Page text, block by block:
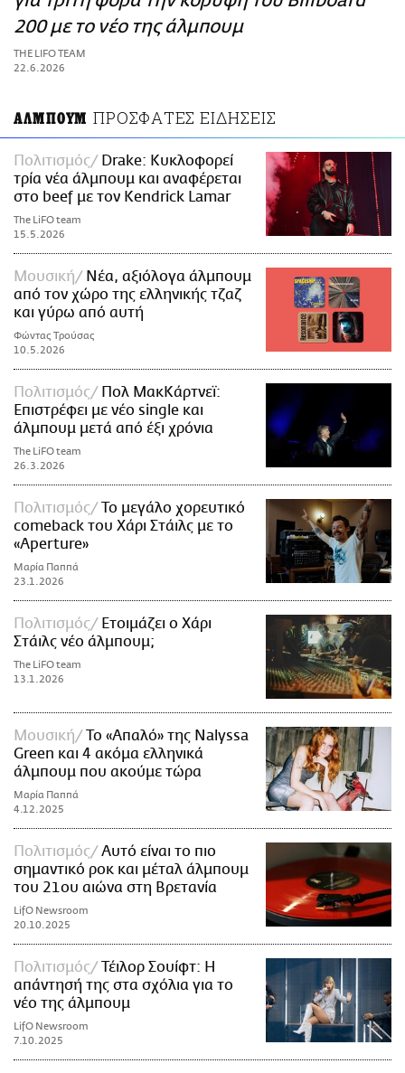
ΑΜΠΑ
PRINT
200 με το νέο της άλμπουμ
THE LIFO TEAM
22.6.2026
ΑΛΜΠΟΥΜ ΠΡΟΣΦΑΤΕΣ ΕΙΔΗΣΕΙΣ
Πολιτισμός
Drake: Κυκλοφορεί
τρία νέα άλμπουμ και αναφέρεται
στο beef με τον Kendrick Lamar
The LiFO team
15.5.2026
Μουσική
Νέα, αξιόλογα άλμπουμ
από τον χώρο της ελληνικής τζαζ
και γύρω από αυτή
Φώντας Τρούσας
10.5.2026
Πολιτισμός
Πολ ΜακΚάρτνεϊ:
Επιστρέφει με νέο single και
άλμπουμ μετά από έξι χρόνια
The LiFO team
26.3.2026
Πολιτισμός
Το μεγάλο χορευτικό
comeback του Χάρι Στάιλς με το
«Aperture»
Μαρία Παππά
23.1.2026
Πολιτισμός
Ετοιμάζει ο Χάρι
Στάιλς νέο άλμπουμ;
The LiFO team
13.1.2026
Μουσική
Το «Απαλό» της Nalyssa
Green και 4 ακόμα ελληνικά
άλμπουμ που ακούμε τώρα
Μαρία Παππά
4.12.2025
Πολιτισμός
Αυτό είναι το πιο
σημαντικό ροκ και μέταλ άλμπουμ
του 21ου αιώνα στη Βρετανία
LifO Newsroom
20.10.2025
Πολιτισμός
Τέιλορ Σουίφτ: Η
απάντησή της στα σχόλια για το
νέο της άλμπουμ
LifO Newsroom
7.10.2025